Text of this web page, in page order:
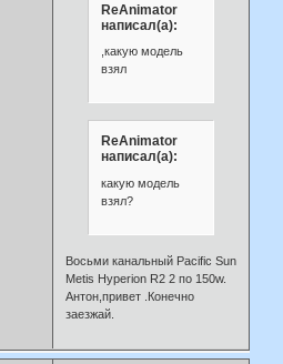
ReAnimator
написал(а):
,какую модель
взял
ReAnimator
написал(а):
какую модель
взял?
Восьми канальный Pacific Sun
Metis Hyperion R2 2 по 150w.
Антон,привет .Конечно
заезжай.